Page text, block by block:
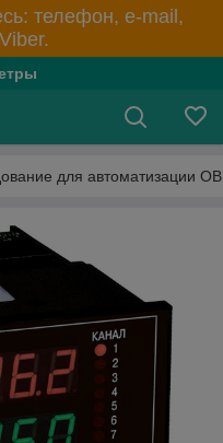
телефон, e-mail,
для автоматизации